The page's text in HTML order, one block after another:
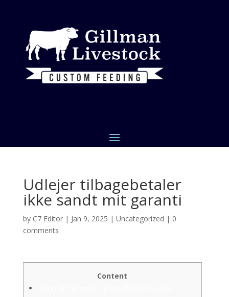
Udlejer tilbagebetaler
ikke sandt mit garanti
by C7 Editor| Jan 9, 2025 | Uncategorized | 0
comments
Content